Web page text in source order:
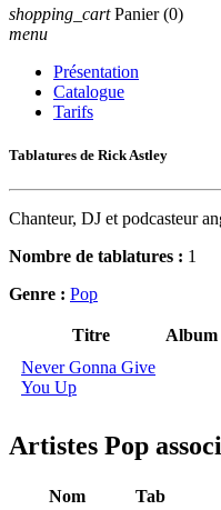
shopping_cart Panier (0)
menu
Présentation
Catalogue
Tarifs
Tablatures de Rick Astley
Chanteur, DJ et podcasteur
Nombre de tablatures : 1
Genre : Pop
Titre Album
Never Gonna Give
You Up
Artistes Pop
Nom Tab